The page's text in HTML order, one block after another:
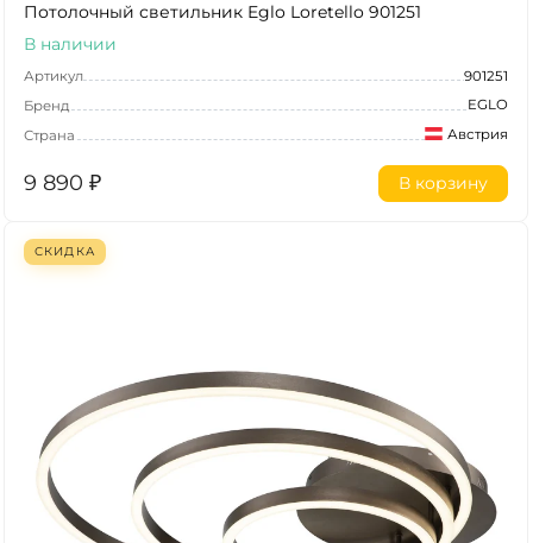
Потолочный светильник Eglo Loretello 901251
В наличии
Артикул
901251
Бренд
EGLO
Страна
Австрия
9 890 ₽ В корзину
СКИДКА